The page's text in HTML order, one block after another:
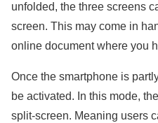
unfolded, the three screens
screen. This may come in
online document where you
Once the smartphone is
be activated. In this mode,
split-screen. Meaning users